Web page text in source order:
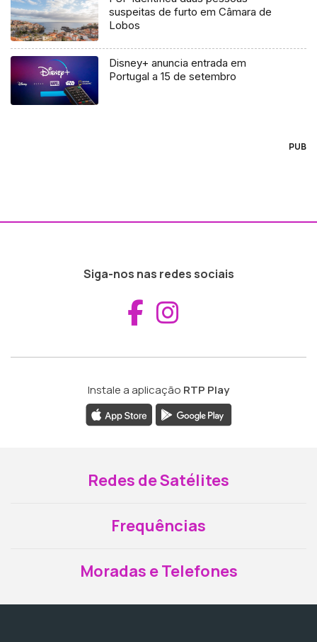
suspeitas de furto em Câmara de
Lobos
Disney+ anuncia entrada em
Portugal a 15 de setembro
PUB
Siga-nos nas redes sociais
Aceder ao
Instale a aplicação RTP Play
Redes de Satélites
Frequências
Moradas e Telefones